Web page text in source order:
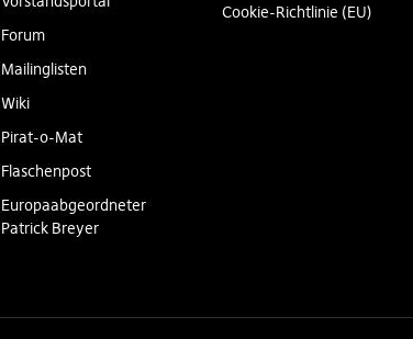
Forum
Mailinglisten
Wiki
Pirat-o-Mat
Flaschenpost
Europaabgeordneter
Patrick Breyer
Cookie-Richtlinie (EU)